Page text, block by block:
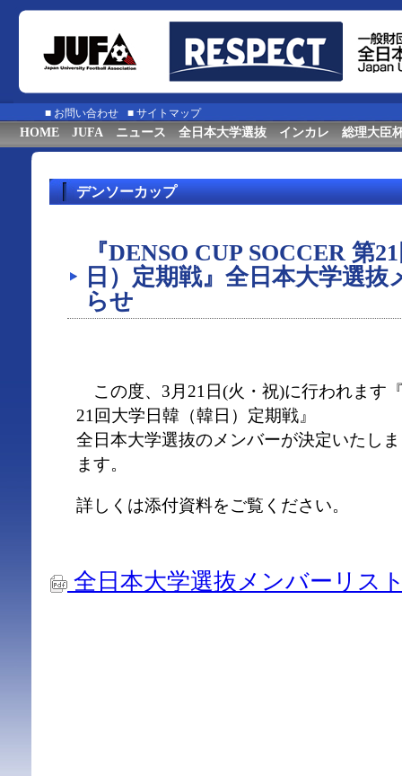
■ お問い合わせ ■ サイトマップ
HOME JUFA ニュース 全日本大学選抜 インカレ 総理大臣
デンソーカップ
『DENSO CUP SOCCER 第
日）定期戦』全日本大学選
らせ
この度、3月21日(火・祝)に行われます
21回大学日韓（韓日）定期戦』
全日本大学選抜のメンバーが決定いたし
ます。
詳しくは添付資料をご覧ください。
全日本大学選抜メンバーリス